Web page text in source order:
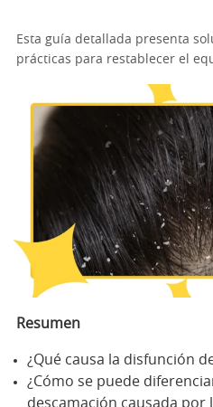
Esta guía detallada presenta
prácticas para restablecer el
Resumen
¿Qué causa la disfunción
¿Cómo se puede
descamación causada por